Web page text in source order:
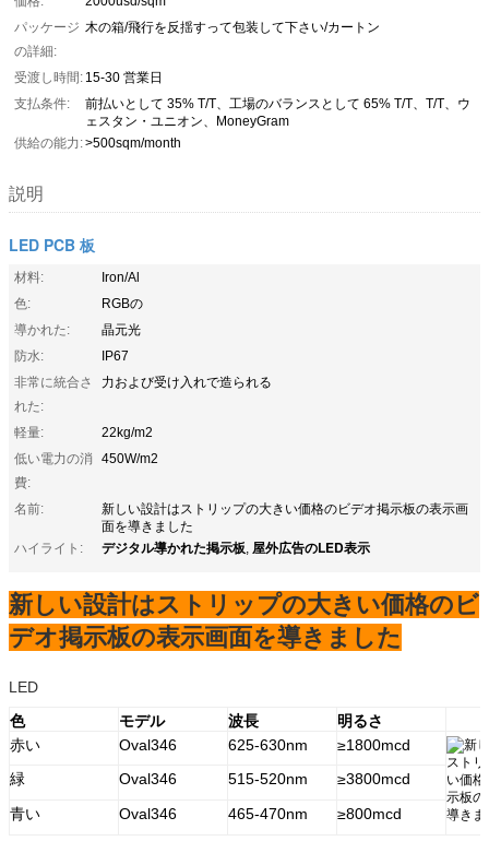
パッケージ
の詳細:
木の箱/飛行を反揺すって包装して下さい/カートン
受渡し時間: 15-30 営業日
支払条件:
前払いとして 35% T/T、工場のバランスとして 65% T/T、T/T、ウ
ェスタン・ユニオン、MoneyGram
供給の能力:>500sqm/month
説明
LED PCB 板
材料:
Iron/Al
色:
RGBの
導かれた:
晶元光
防水:
IP67
非常に統合さ
れた:
力および受け入れで造られる
軽量:
22kg/m2
低い電力の消
費:
450W/m2
名前:
新しい設計はストリップの大きい価格のビデオ掲示板の表示画
面を導きました
ハイライト:
デジタル導かれた掲示板, 屋外広告のLED表示
新しい設計はストリップの大きい価格のビ
デオ掲示板の表示画面を導きました
LED
色
モデル 波長
明るさ
赤い
Oval346 625-630nm
≥1800mcd
緑
Oval346 515-520nm
≥3800mcd
青い
Oval346 465-470nm ≥800mcd